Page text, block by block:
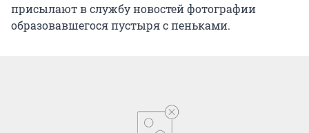
присылают в службу новостей фотографии
образовавшегося пустыря с пеньками.